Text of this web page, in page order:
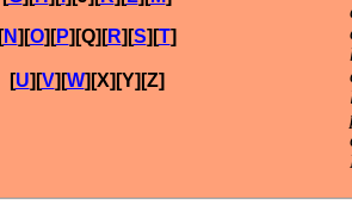
[N][O][P][Q][R][S][T]
[U][V][W][X][Y][Z]